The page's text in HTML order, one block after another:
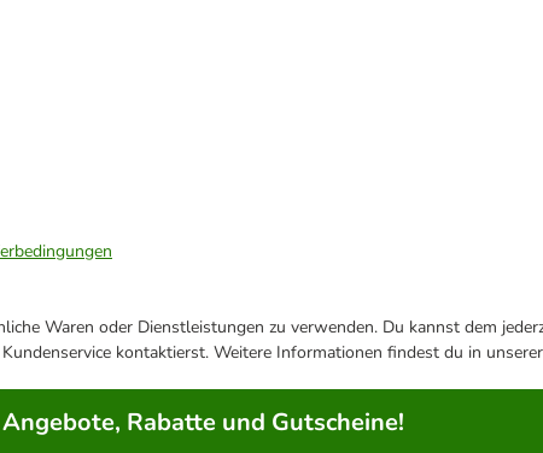
Waren oder Dienstleistungen zu verwenden. Du kannst dem
kontaktierst. Weitere Informationen findest du in unserer
Rabatte und Gutscheine!